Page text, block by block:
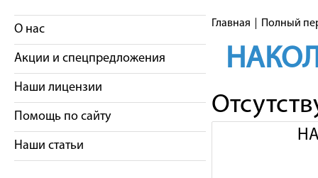
О нас
Акции и спецпредложения
Наши лицензии
Помощь по сайту
Наши статьи
Главная Полный